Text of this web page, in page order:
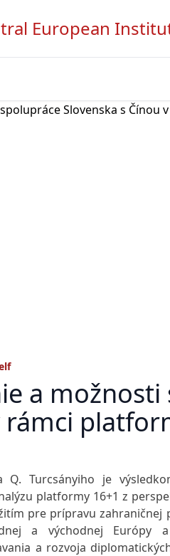
European
a
rámci
Q. Turcsányiho je
platformy 16+1 z
pre prípravu
a východnej Európy
a rozvoja